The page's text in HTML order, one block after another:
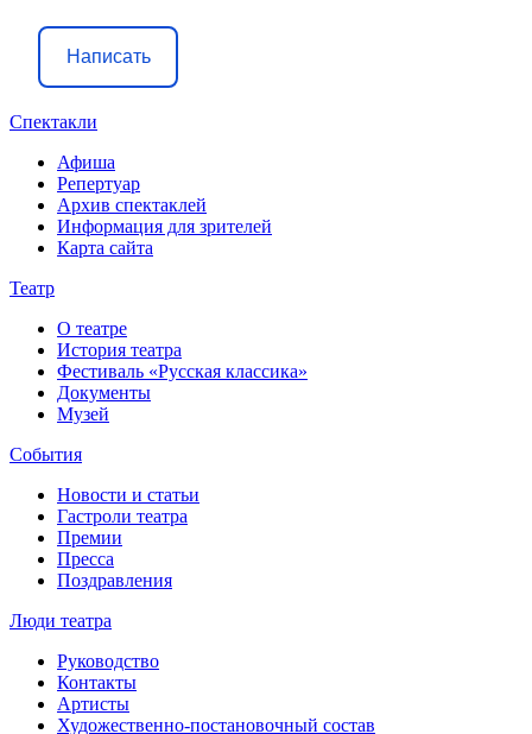
Написать
Спектакли
Афиша
Репертуар
Архив спектаклей
Информация для зрителей
Карта сайта
Театр
О театре
История театра
Фестиваль «Русская классика»
Документы
Музей
События
Новости и статьи
Гастроли театра
Премии
Пресса
Поздравления
Люди театра
Руководство
Контакты
Артисты
Художественно-постановочный состав